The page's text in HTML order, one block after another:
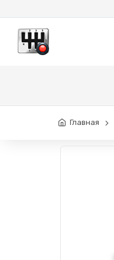
Главная